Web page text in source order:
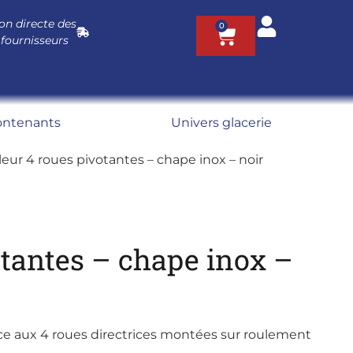
directe des
0
Univers glacerie
4 roues pivotantes – chape inox – noir
– chape inox –
aux 4 roues directrices montées sur roulement